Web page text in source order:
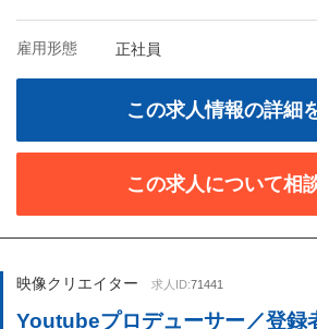
雇用形態 正社員
この求人情報の詳細
この求人について相
映像クリエイター 求人ID:71441
Youtubeプロデューサー／登録